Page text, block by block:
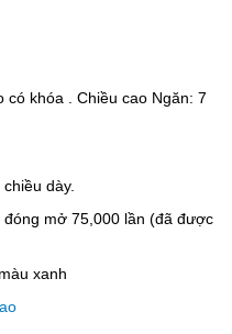
khóa . Chiều cao Ngăn: 7
dày.
mở 75,000 lần (đã được
xanh